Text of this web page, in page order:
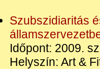
Szubszidiaritás
Időpont: 2009.
Helyszín: Art &